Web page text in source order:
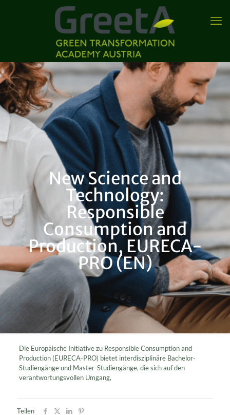
New Science and
Technology:
Responsible
Consumption and
Production, EURECA-
PRO (EN)
Die Europäische Initiative zu Responsible Consumption and
Production (EURECA-PRO) bietet interdisziplinäre Bachelor-
Studiengänge und Master-Studiengänge, die sich auf den
verantwortungsvollen Umgang,
Teilen